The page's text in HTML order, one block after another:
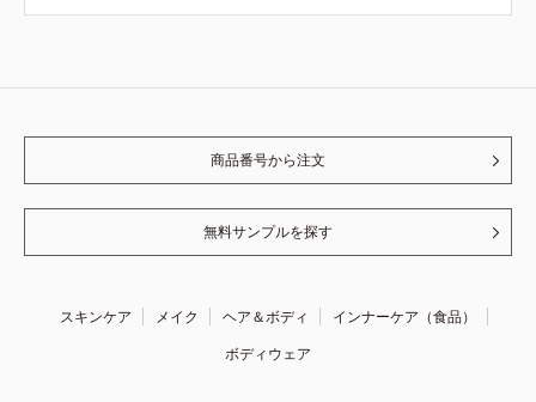
商品番号から注文
無料サンプルを探す
スキンケア メイク ヘア＆ボディ
インナーケア（食品）
ボディウェア